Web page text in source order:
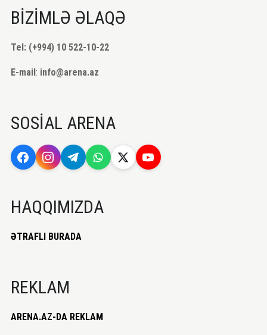
BİZİMLƏ ƏLAQƏ
Tel: (+994) 10 522-10-22
E-mail: info@arena.az
SOSİAL ARENA
HAQQIMIZDA
ƏTRAFLI BURADA
REKLAM
ARENA.AZ-DA REKLAM